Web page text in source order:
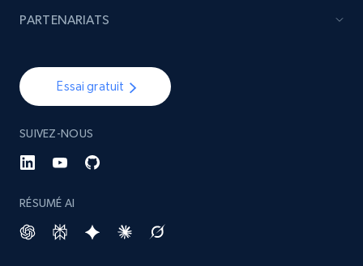
Essai gratuit
SUIVEZ-NOUS
RÉSUMÉ AI
PARTENARIATS